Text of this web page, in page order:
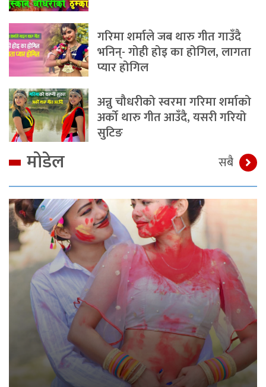
गरिमा शर्माले जब थारु गीत गाउँदै
भनिन्- गोही होइ का होगिल, लागता
प्यार होगिल
अन्नु चौधरीको स्वरमा गरिमा शर्माको
अर्को थारु गीत आउँदै, यसरी गरियो
सुटिङ
मोडेल सबै